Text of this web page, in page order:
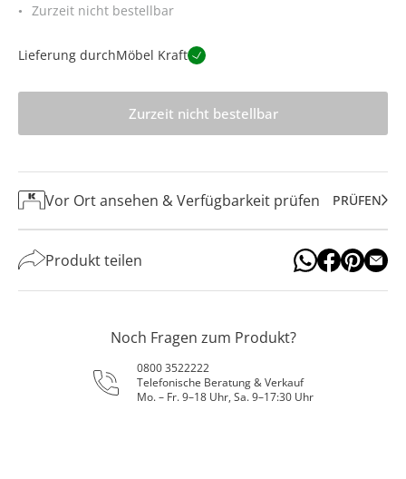
Zurzeit nicht bestellbar
Lieferung durchMöbel Kraft
Zurzeit nicht bestellbar
Vor Ort ansehen & Verfügbarkeit prüfen PRÜFEN
Produkt teilen
Noch Fragen zum Produkt?
0800 3522222
Telefonische Beratung & Verkauf
Mo. – Fr. 9–18 Uhr, Sa. 9–17:30 Uhr